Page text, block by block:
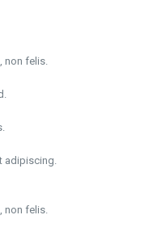
non felis.
adipiscing.
non felis.